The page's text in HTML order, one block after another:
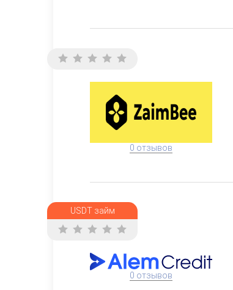
0 отзывов
USDT займ
0 отзывов